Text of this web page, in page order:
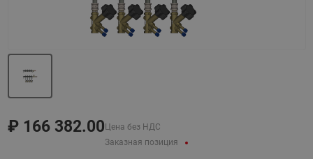
₽ 166 382.00 Цена без НДС
Заказная позиция